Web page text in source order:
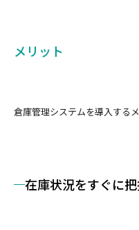
メリット
倉庫管理システムを導入する
在庫状況をすぐに